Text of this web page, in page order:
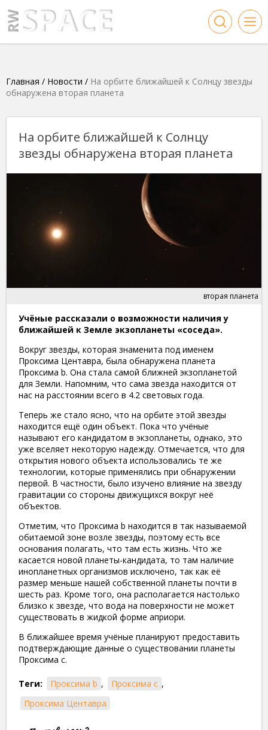
Главная / Новости / На орбите ближайшей к Солнцу звезды
обнаружена вторая планета
На орбите ближайшей к Солнцу
звезды обнаружена вторая планета
вторая планета
Учёные рассказали о возможности наличия у
ближайшей к Земле экзопланеты «соседа».
Вокруг звезды, которая знаменита под именем
Проксима Центавра, была обнаружена планета
Проксима b. Она стала самой ближней экзопланетой
для Земли. Напомним, что сама звезда находится от
нас на расстоянии всего в 4.2 световых года.
Теперь же стало ясно, что на орбите этой звезды
находится ещё один объект. Пока что учёные
называют его кандидатом в экзопланеты, однако, это
уже вселяет некоторую надежду. Отмечается, что для
открытия нового объекта использовались те же
технологии, которые применялись при обнаружении
первой. В частности, было изучено влияние на звезду
гравитации со стороны движущихся вокруг неё
объектов.
Отметим, что Проксима b находится в так называемой
обитаемой зоне возле звезды, поэтому есть все
основания полагать, что там есть жизнь. Что же
касается новой планеты-кандидата, то там наличие
инопланетных организмов исключено, так как её
размер меньше нашей собственной планеты почти в
шесть раз. Кроме того, она располагается настолько
близко к звезде, что вода на поверхности не может
существовать в жидкой форме априори.
В ближайшее время учёные планируют предоставить
подтверждающие данные о существовании планеты
Проксима с.
Теги: Проксима b , Проксима с ,
Проксима Центавра